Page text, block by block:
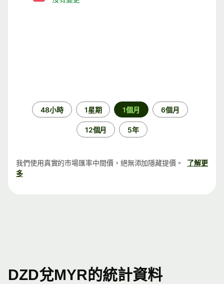
48小時 1星期 1個月 6個月
12個月 5年
我們使用真實的市場匯率中間價，絕無添加隱藏提價。
了解更
多
DZD兌MYR的統計資料